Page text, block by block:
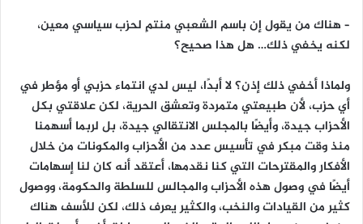
– هناك من يقول إن باسم الشعبي منتمٍ لحزب سياسي معين،
لكنه يخفي ذلك… هل هذا صحيح؟
ولماذا أخفي ذلك إذن؟ لا أبدًا، ليس لدي انتماء حزبي أو مؤطر في
أي حزب، لأن طبيعتي متمردة وتعشق الحرية، لكن علاقتي بكل
الأحزاب جيدة، وأيضًا بالمجلس الانتقالي جيدة، بل لربما أسهمنا
منذ وقت مبكر في تأسيس عدد من الأحزاب والمكونات من خلال
الأفكار والمقترحات التي كنا نقدمها، أعتقد أنه كان لنا إسهامات
أيضًا في وصول هذه الأحزاب والمجالس للسلطة والحكومة، ووصول
كثير من القيادات والنخب، والكثير يعرف ذلك، لكن للأسف هناك